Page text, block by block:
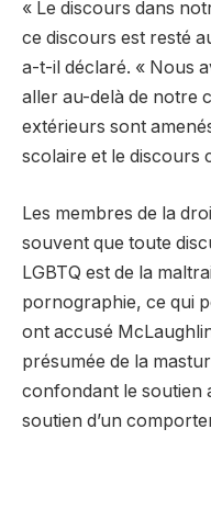
« Le discours dans
ce discours est resté
a-t-il déclaré. « Nous
aller au-delà de notre
extérieurs sont
scolaire et le discours
Les membres de la
souvent que toute
LGBTQ est de la
pornographie, ce qui
ont accusé
présumée de la
confondant le soutien
soutien d’un